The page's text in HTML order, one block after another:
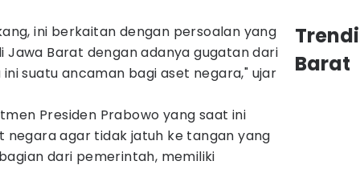
ini berkaitan dengan persoalan yang
Jawa Barat dengan adanya gugatan dari
suatu ancaman bagi aset negara," ujar
Presiden Prabowo yang saat ini
agar tidak jatuh ke tangan yang
dari pemerintah, memiliki
Barat